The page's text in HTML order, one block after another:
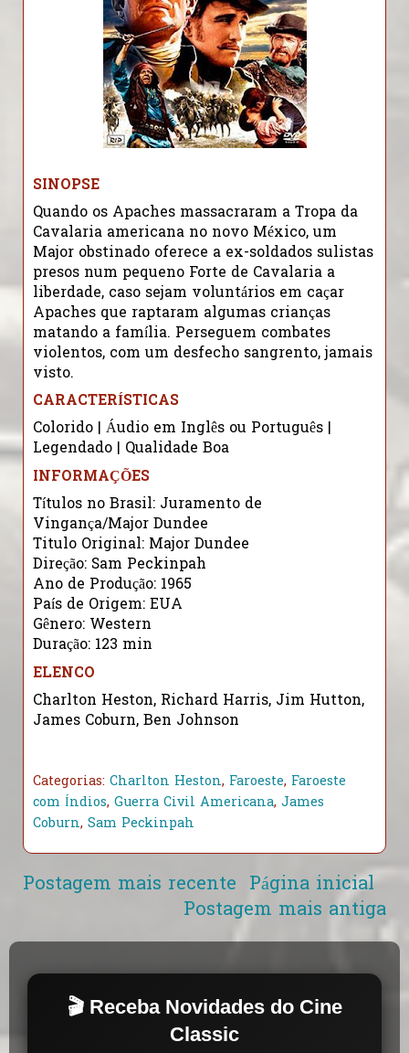
SINOPSE
Quando os Apaches massacraram a Tropa da
Cavalaria americana no novo México, um
Major obstinado oferece a ex-soldados sulistas
presos num pequeno Forte de Cavalaria a
liberdade, caso sejam voluntários em caçar
Apaches que raptaram algumas crianças
matando a família. Perseguem combates
violentos, com um desfecho sangrento, jamais
visto.
CARACTERÍSTICAS
Colorido | Áudio em Inglês ou Português |
Legendado | Qualidade Boa
INFORMAÇÕES
Títulos no Brasil: Juramento de
Vingança/Major Dundee
Titulo Original: Major Dundee
Direção: Sam Peckinpah
Ano de Produção: 1965
País de Origem: EUA
Gênero: Western
Duração: 123 min
ELENCO
Charlton Heston, Richard Harris, Jim Hutton,
James Coburn, Ben Johnson
Categorias: Charlton Heston, Faroeste, Faroeste
com Índios, Guerra Civil Americana, James
Coburn, Sam Peckinpah
Postagem mais recente
Postagem mais antiga
Página inicial
🎬 Receba Novidades do Cine
Classic